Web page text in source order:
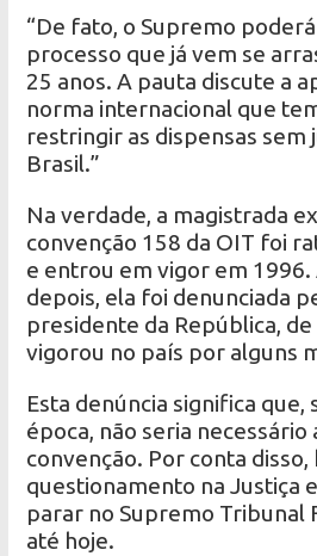
“De fato, o Supremo
processo que já vem se
25 anos. A pauta discute a
norma internacional que
restringir as dispensas sem
Brasil.”
Na verdade, a magistrada
convenção 158 da OIT foi
e entrou em vigor em 1996.
depois, ela foi denunciada
presidente da República,
vigorou no país por alguns
Esta denúncia significa que,
época, não seria necessário
convenção. Por conta disso,
questionamento na Justiça
parar no Supremo Tribunal
até hoje.